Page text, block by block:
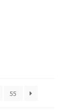
55